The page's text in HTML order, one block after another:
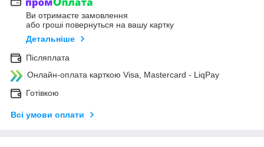
Ви отримаєте замовлення
або гроші повернуться на вашу картку
Детальніше
Післяплата
Онлайн-оплата карткою Visa, Mastercard - LiqPay
Готівкою
Всі умови оплати